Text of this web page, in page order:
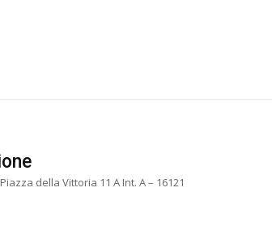
della Vittoria 11 A Int. A – 16121